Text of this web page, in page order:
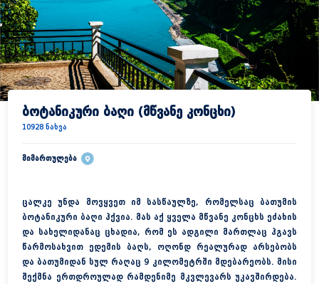
ბოტანიკური ბაღი (მწვანე კონცხი)
10928 ნახვა
მიმართულება
ცალკე უნდა მოვყვეთ იმ სასწაულზე, რომელსაც ბათუმის
ბოტანიკური ბაღი ჰქვია. მას აქ ყველა მწვანე კონცხს ეძახის
და სახელიდანაც ცხადია, რომ ეს ადგილი მართლაც ჰგავს
წარმოსახვით ედემის ბაღს, ოღონდ რეალურად არსებობს
და ბათუმიდან სულ რაღაც 9 კილომეტრში მდებარეობს. მისი
შექმნა ერთდროულად რამდენიმე მკვლევარს უკავშირდება.